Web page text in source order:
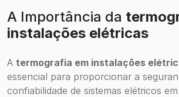
A Importância da
instalações elétricas
A termografia em instalações
essencial para proporcionar a
confiabilidade de sistemas elétricos